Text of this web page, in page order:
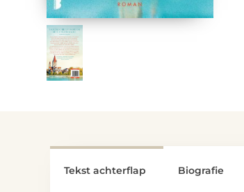
Tekst achterflap Biografie